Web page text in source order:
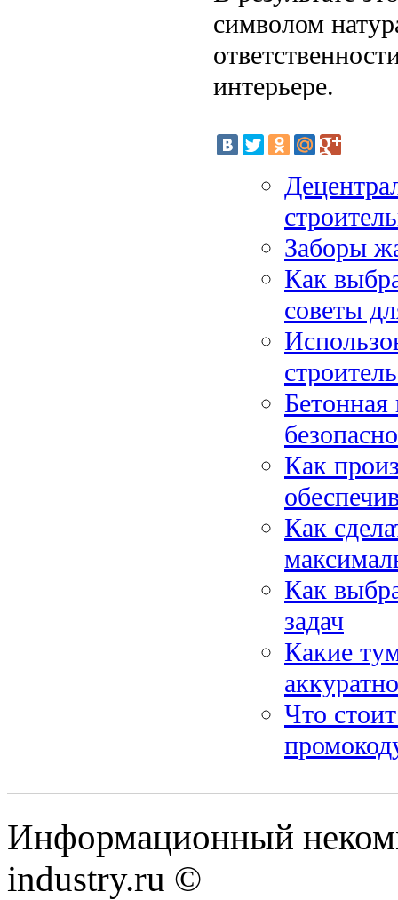
символом
интерьере.
Заборы
Как
советы
Как
Как
Как
задач
Какие
Что
Информационный
industry.ru ©